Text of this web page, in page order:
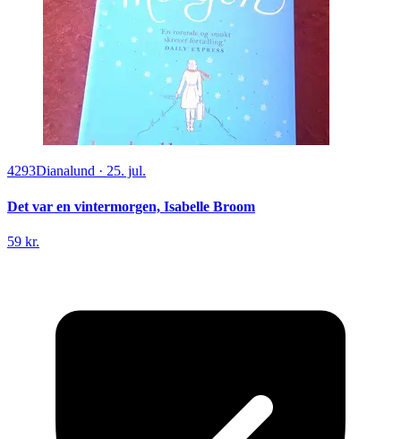
4293Dianalund · 25. jul.
Det var en vintermorgen, Isabelle Broom
59 kr.